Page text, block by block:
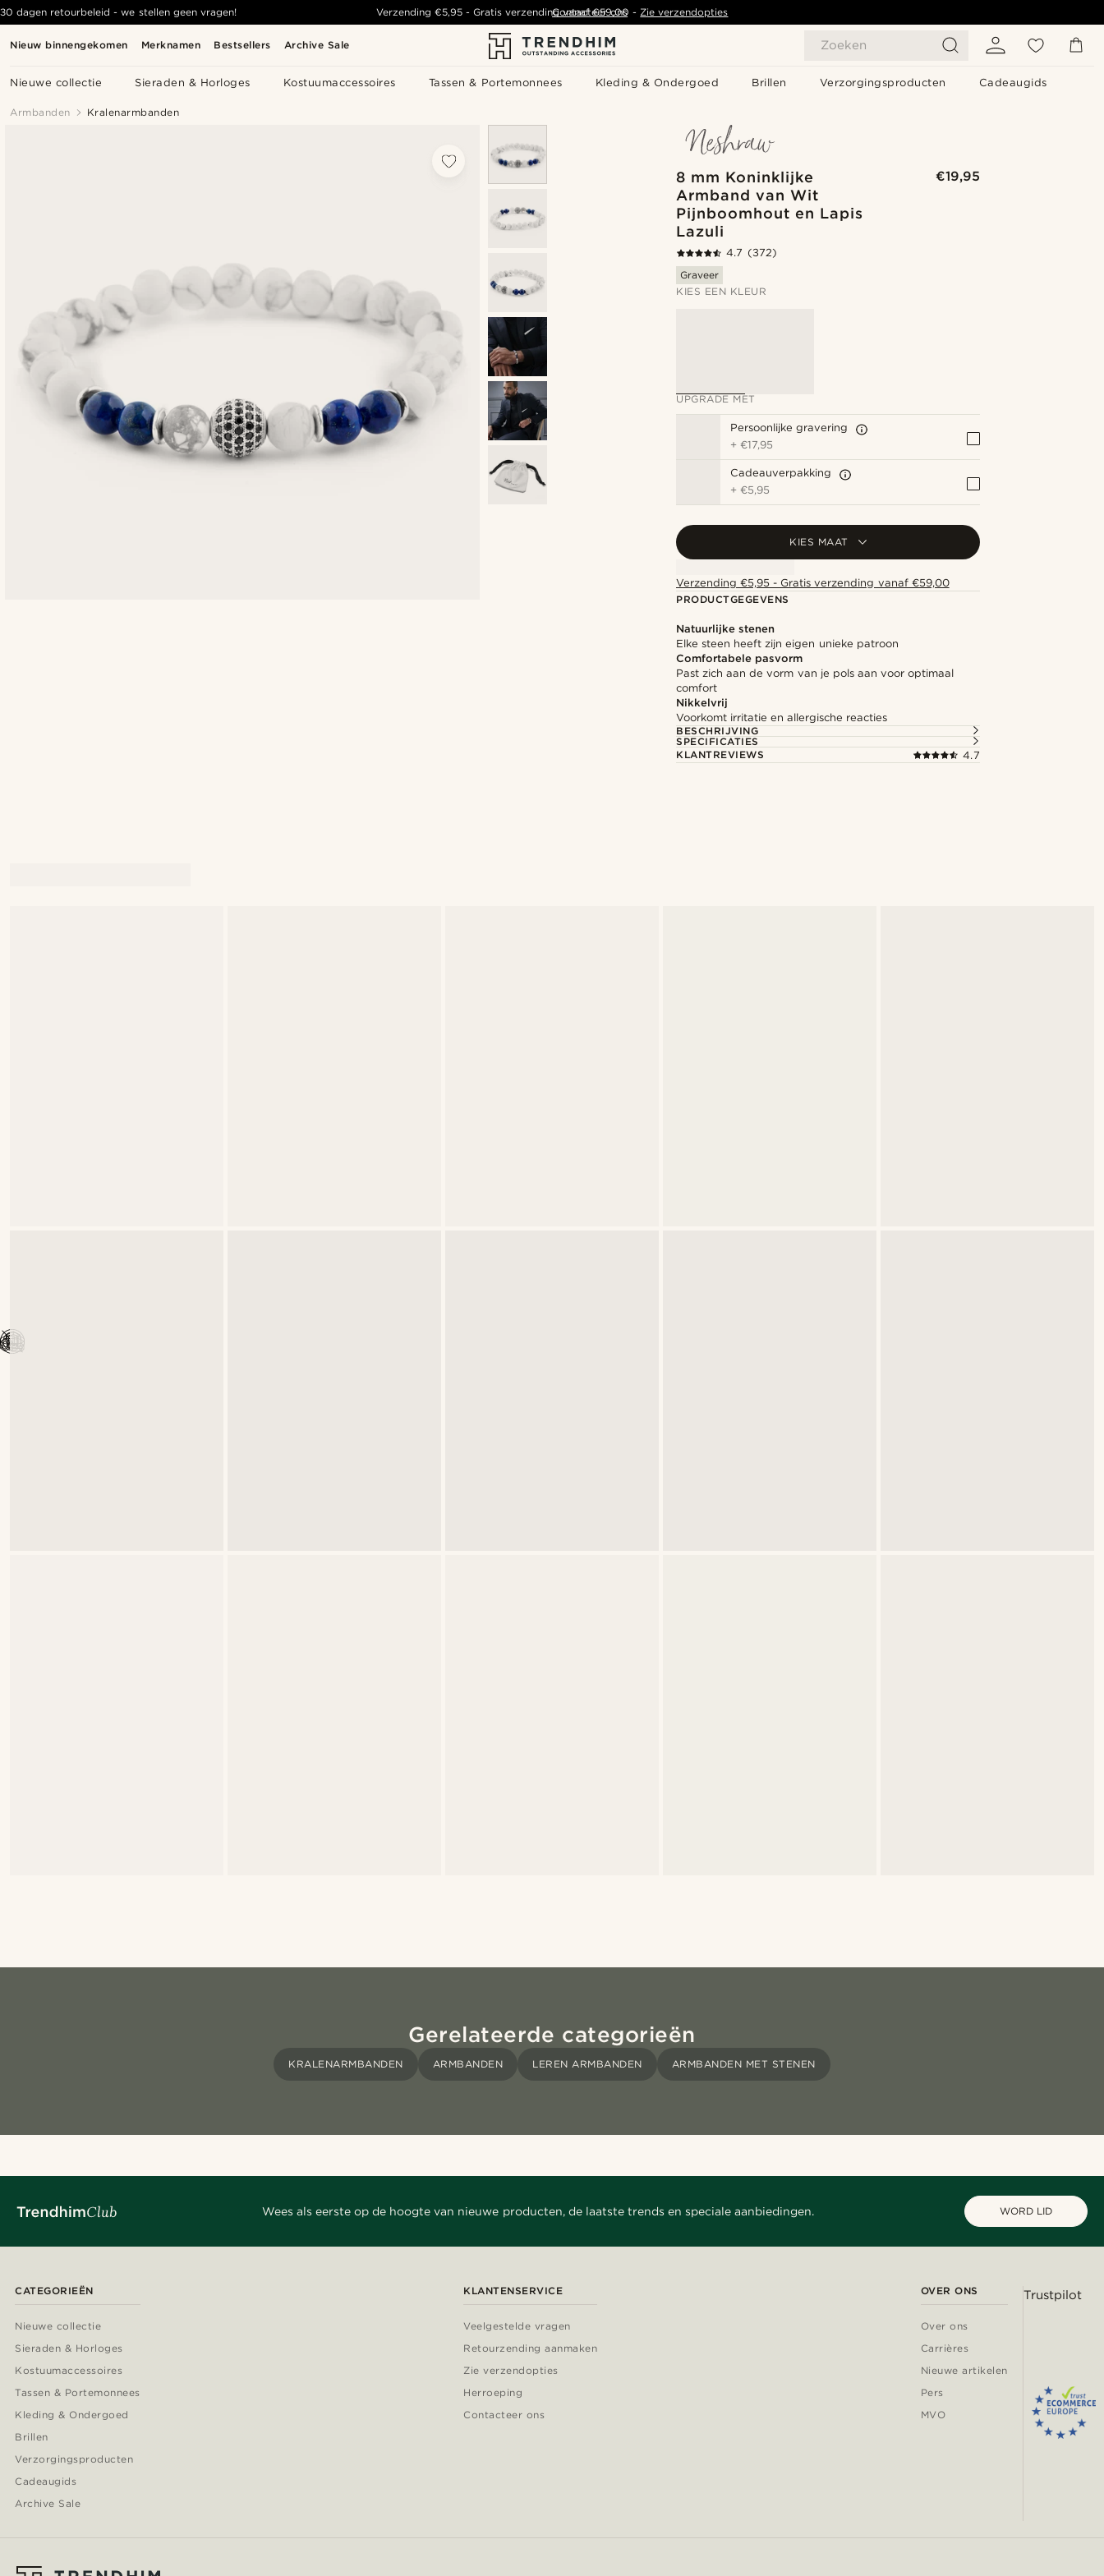
Nieuw binnengekomen Merknamen Bestsellers Archive Sale Zoeken
Nieuwe collectie Sieraden & Horloges Kostuumaccessoires Tassen & Portemonnees Kleding & Ondergoed Brillen Verzorgingsproducten Cadeaugids
30 dagen retourbeleid - we stellen geen vragen! Verzending €5,95- Gratis verzending vanaf€59,00 -Zie verzendopties
Contacteer ons
Armbanden Kralenarmbanden
8 mm Koninklijke
Armband van Wit
Pijnboomhout en Lapis
Lazuli
€19,95
4.7 (372)
Graveer
KIES EEN KLEUR
UPGRADE MET
Persoonlijke gravering
+€17,95
Cadeauverpakking
+€5,95
KIES MAAT
Verzending €5,95 - Gratis verzending vanaf €59,00
PRODUCTGEGEVENS
Natuurlijke stenen
Elke steen heeft zijn eigen unieke patroon
Comfortabele pasvorm
Past zich aan de vorm van je pols aan voor optimaal
comfort
Nikkelvrij
Voorkomt irritatie en allergische reacties
BESCHRIJVING
SPECIFICATIES
KLANTREVIEWS
4.7
Gerelateerde categorieën
KRALENARMBANDEN ARMBANDEN LEREN ARMBANDEN ARMBANDEN MET STENEN
Wees als eerste op de hoogte van nieuwe producten, de laatste trends en speciale aanbiedingen. WORD LID
CATEGORIEËN
Nieuwe collectie
Sieraden & Horloges
Kostuumaccessoires
Tassen & Portemonnees
Kleding & Ondergoed
Brillen
Verzorgingsproducten
Cadeaugids
Archive Sale
KLANTENSERVICE
Veelgestelde vragen
Retourzending aanmaken
Zie verzendopties
Herroeping
Contacteer ons
OVER ONS
Over ons
Carrières
Nieuwe artikelen
Pers
MVO
Trustpilot